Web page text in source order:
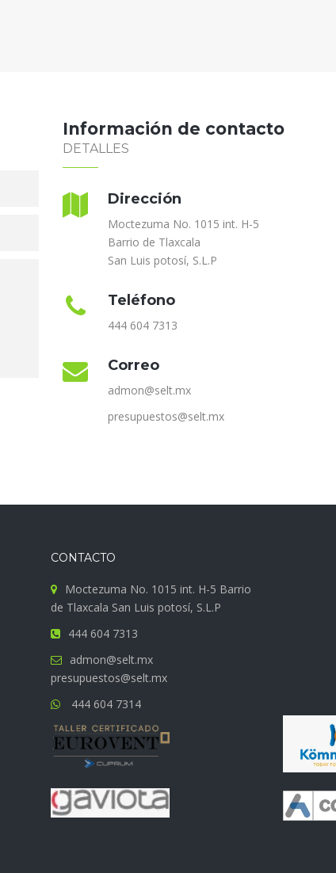
Información de contacto
DETALLES
Dirección
Moctezuma No. 1015 int. H-5
Barrio de Tlaxcala
San Luis potosí, S.L.P
Teléfono
444 604 7313
Correo
admon@selt.mx
presupuestos@selt.mx
CONTACTO
Moctezuma No. 1015 int. H-5 Barrio
de Tlaxcala San Luis potosí, S.L.P
444 604 7313
admon@selt.mx
presupuestos@selt.mx
444 604 7314